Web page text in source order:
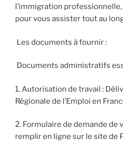
l’immigration
pour vous assister tout au
Les documents à fournir :
Documents administratifs
1. Autorisation de travail :
Régionale de l’Emploi en
2. Formulaire de demande de
remplir en ligne sur le site de